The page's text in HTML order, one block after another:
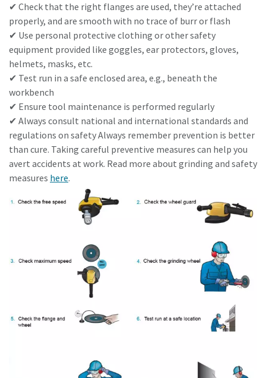
Ver todas nuestras industrias
Ver todo
Ver
Documentación y recursos
✔ Check that the right flanges are used, they’re attached
properly, and are smooth with no trace of burr or flash
✔ Use personal protective clothing or other safety
equipment provided like goggles, ear protectors, gloves,
helmets, masks, etc.
✔ Test run in a safe enclosed area, e.g., beneath the
workbench
✔ Ensure tool maintenance is performed regularly
✔ Always consult national and international standards and
regulations on safety Always remember prevention is better
than cure. Taking careful preventive measures can help you
avert accidents at work. Read more about grinding and safety
measures here.